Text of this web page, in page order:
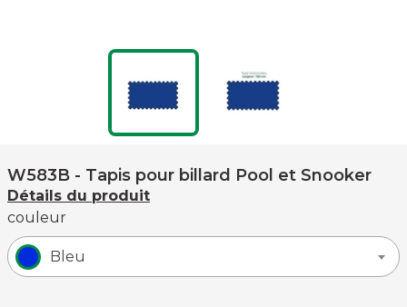
W583B - Tapis pour billard Pool et Snooker
Détails du produit
couleur
Bleu